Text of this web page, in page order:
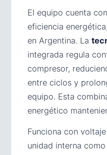
El equipo cuenta
eficiencia
en Argentina. La
integrada regula
compresor,
entre ciclos y
equipo. Esta
energético
Funciona con
unidad interna